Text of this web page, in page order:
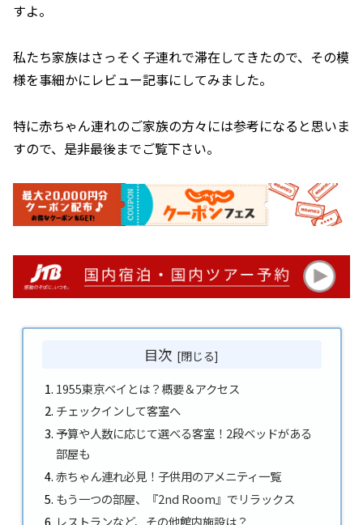
すよ。
私たち家族はさっそく子連れで滞在してきたので、その模
様を事細かにレビュー記事にしてみました。
特に赤ちゃん連れのご家族の方々には参考になると思いま
すので、是非最後までご覧下さい。
目次
1955東京ベイとは？概要＆アクセス
チェックインして客室へ
予算や人数に応じて選べる客室！2段ベッドがある
部屋も
赤ちゃん連れ必見！子供用のアメニティ一覧
もう一つの部屋、『2nd Room』でリラックス
レストランなど、その他館内施設は？